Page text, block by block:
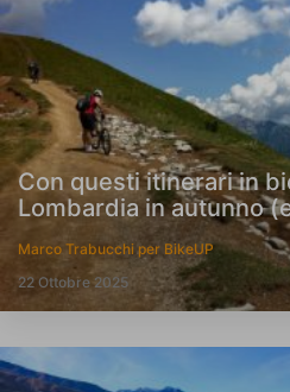
Con questi itinerari in
Lombardia in autunno
Marco Trabucchi per BikeUP
22 Ottobre 2025